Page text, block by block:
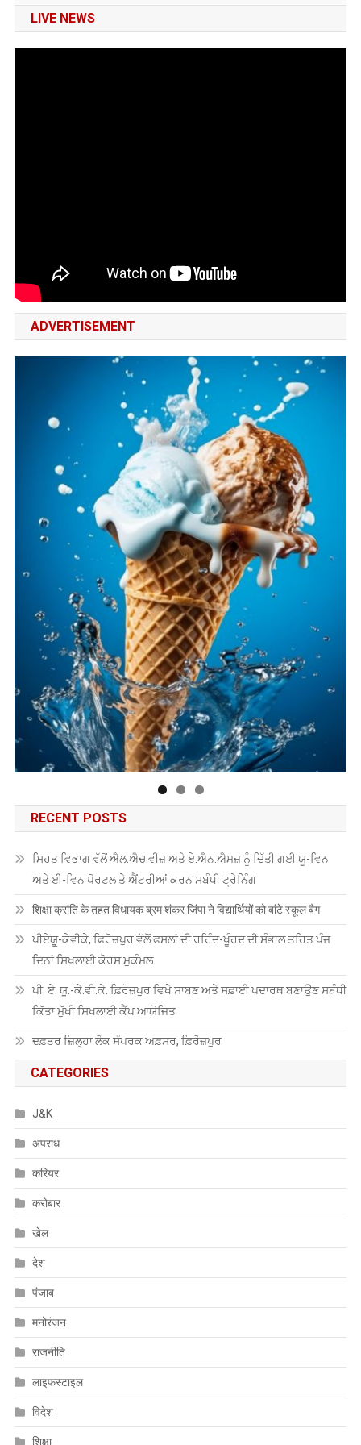
LIVE NEWS
ADVERTISEMENT
RECENT POSTS
ਸਿਹਤ ਵਿਭਾਗ ਵੱਲੋਂ ਐਲ.ਐਚ.ਵੀਜ਼ ਅਤੇ ਏ.ਐਨ.ਐਮਜ਼ ਨੂੰ ਦਿੱਤੀ ਗਈ ਯੂ-ਵਿਨ
ਅਤੇ ਈ-ਵਿਨ ਪੋਰਟਲ ਤੇ ਐਂਟਰੀਆਂ ਕਰਨ ਸਬੰਧੀ ਟ੍ਰੇਨਿੰਗ
शिक्षा क्रांति के तहत विधायक ब्रम शंकर जिंपा ने विद्यार्थियों को बांटे स्कूल बैग
ਪੀਏਯੂੑ-ਕੇਵੀਕੇ, ਫਿਰੋਜ਼ਪੁਰ ਵੱਲੋਂ ਫਸਲਾਂ ਦੀ ਰਹਿੰਦ-ਖੂੰਹਦ ਦੀ ਸੰਭਾਲ ਤਹਿਤ ਪੰਜ
ਦਿਨਾਂ ਸਿਖਲਾਈ ਕੋਰਸ ਮੁਕੰਮਲ
ਪੀ. ਏ. ਯੂ.-ਕੇ.ਵੀ.ਕੇ. ਫ਼ਿਰੋਜ਼ਪੁਰ ਵਿਖੇ ਸਾਬਣ ਅਤੇ ਸਫ਼ਾਈ ਪਦਾਰਥ ਬਣਾਉਣ ਸਬੰਧੀ
ਕਿੱਤਾ ਮੁੱਖੀ ਸਿਖਲਾਈ ਕੈਂਪ ਆਯੋਜਿਤ
ਦਫ਼ਤਰ ਜ਼ਿਲ੍ਹਾ ਲੋਕ ਸੰਪਰਕ ਅਫ਼ਸਰ, ਫ਼ਿਰੋਜ਼ਪੁਰ
CATEGORIES
J&K
अपराध
करियर
करोबार
खेल
देश
पंजाब
मनोरंजन
राजनीति
लाइफस्टाइल
विदेश
शिक्षा